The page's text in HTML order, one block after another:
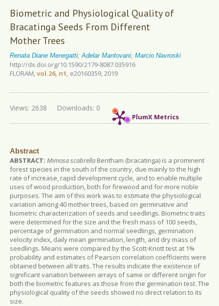
Biometric and Physiological Quality of
Bracatinga Seeds From Different
Mother Trees
Renata Diane Menegatti; Adelar Mantovani; Marcio Navroski
http://dx.doi.org/10.1590/2179-8087.035916
FLORAM,vol.26, n1, e20160359, 2019
PlumX Metrics
Downloads: 0
Views: 2638
Abstract
ABSTRACT: Mimosa scabrellaBentham (bracatinga) is a prominent
forest species in the south of the country, due mainly to the high
rate of increase, rapid development cycle, and to enable multiple
uses of wood production, both for firewood and for more noble
purposes. The aim of this work was to estimate the physiological
variation among 40 mother trees, based on germinative and
biometric characterization of seeds and seedlings. Biometric traits
were determined for the size and the fresh mass of 100 seeds,
percentage of germination and normal seedlings, germination
velocity index, daily mean germination, length, and dry mass of
seedlings. Means were compared by the Scott-Knott test at 1%
probability and estimates of Pearson correlation coefficients were
obtained between all traits. The results indicate the existence of
significant variation between arrays of same or different origin for
both the biometric features as those from the germination test. The
physiological quality of the seeds showed no direct relation to its
size.